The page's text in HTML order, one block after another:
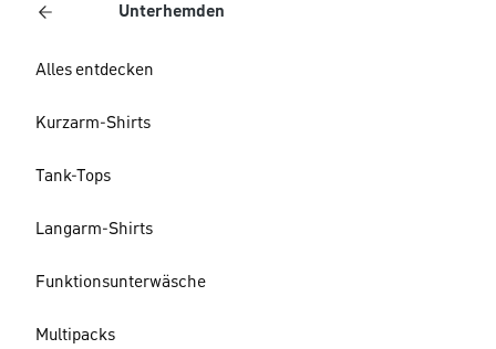
Unterhemden
Alles entdecken
Kurzarm-Shirts
Tank-Tops
Langarm-Shirts
Funktionsunterwäsche
Multipacks